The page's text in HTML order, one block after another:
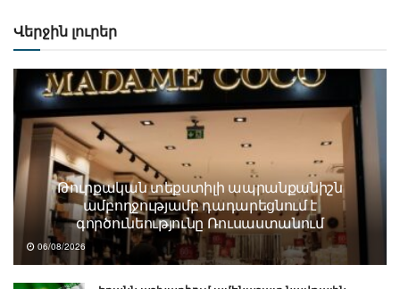
Վերջին լուրեր
Թուրքական տեքստիլի ապրանքանիշն
ամբողջությամբ դադարեցնում է
գործունեությունը Ռուսաստանում
06/08/2026